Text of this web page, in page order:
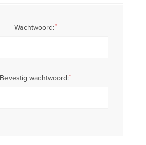
Wachtwoord:*
Bevestig wachtwoord:*